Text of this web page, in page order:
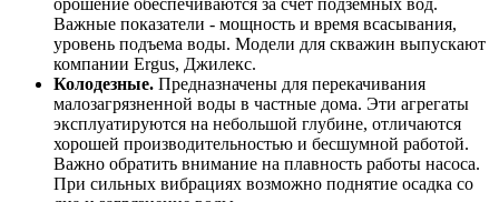
Важные показатели - мощность и время всасывания,
уровень подъема воды. Модели для скважин выпускают
компании Ergus, Джилекс.
Колодезные. Предназначены для перекачивания
малозагрязненной воды в частные дома. Эти агрегаты
эксплуатируются на небольшой глубине, отличаются
хорошей производительностью и бесшумной работой.
Важно обратить внимание на плавность работы насоса.
При сильных вибрациях возможно поднятие осадка со